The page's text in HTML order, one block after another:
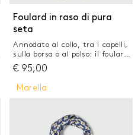
Foulard in raso di pura
seta
Annodato al collo, tra i capelli,
sulla borsa o al polso: il foulard
è l'accessorio versatile per
eccellenza. Prezioso nella pura
seta, con stampa su entrambi
i lati per una finitura
entrambi i lati con motivi
grafici Modello reversibile
€ 95,00
Marella